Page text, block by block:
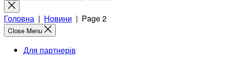
for:
Close
search
Головна | Новини | Page 2
Close Menu
Для партнерів